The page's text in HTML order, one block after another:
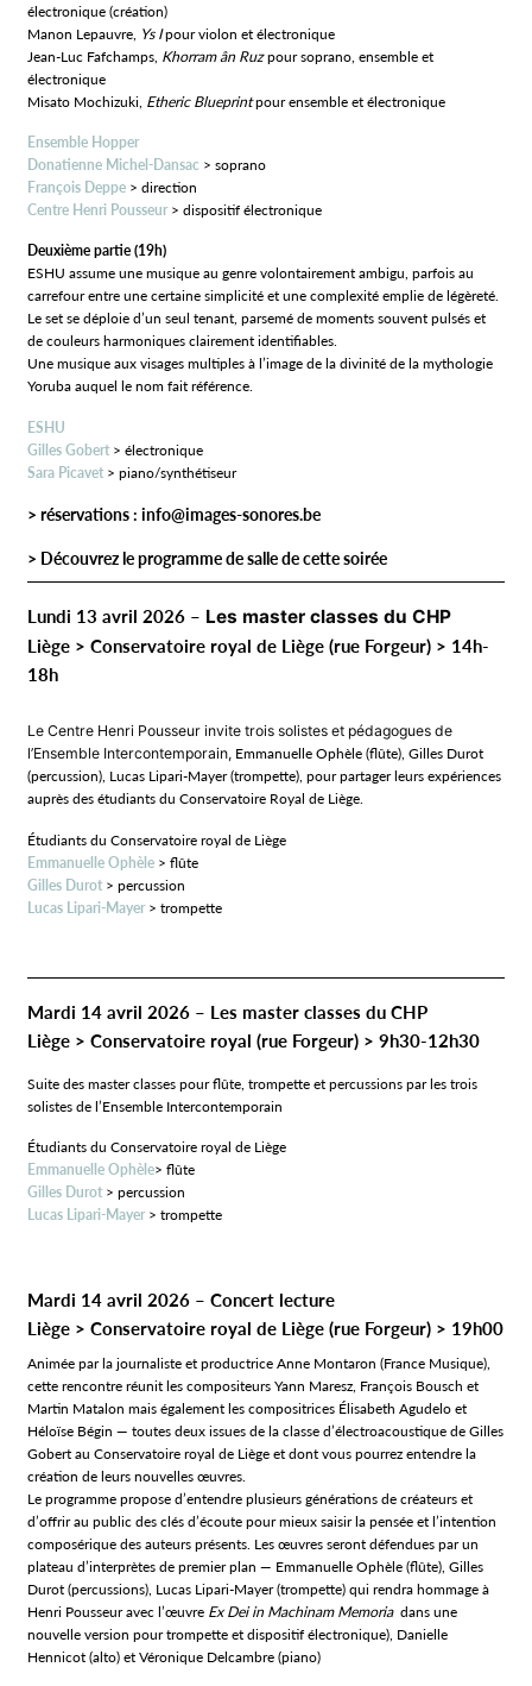
électronique (création)
Manon Lepauvre, Ys Ipour violon et électronique
Jean-Luc Fafchamps, Khorram ân Ruzpour soprano, ensemble et
électronique
Misato Mochizuki, Etheric Blueprintpour ensemble et électronique
Ensemble Hopper
Donatienne Michel-Dansac > soprano
François Deppe > direction
Centre Henri Pousseur > dispositif électronique
Deuxième partie (19h)
ESHU assume une musique au genre volontairement ambigu, parfois au
carrefour entre une certaine simplicité et une complexité emplie de légèreté.
Le set se déploie d’un seul tenant, parsemé de moments souvent pulsés et
de couleurs harmoniques clairement identifiables.
Une musique aux visages multiples à l’image de la divinité de la mythologie
Yoruba auquel le nom fait référence.
ESHU
Gilles Gobert > électronique
Sara Picavet > piano/synthétiseur
> réservations :info@images-sonores.be
> Découvrez le programme de salle de cette soirée
Lundi 13 avril 2026 – Les master classes du CHP
Liège > Conservatoire royal de Liège (rue Forgeur) > 14h-
18h
Le Centre Henri Pousseur invite trois solistes et pédagogues de
l’Ensemble Intercontemporain, Emmanuelle Ophèle (flûte), Gilles Durot
(percussion), Lucas Lipari-Mayer (trompette), pour partager leurs expériences
auprès des étudiants du Conservatoire Royal de Liège.
Étudiants du Conservatoire royal de Liège
Emmanuelle Ophèle > flûte
Gilles Durot > percussion
Lucas Lipari-Mayer > trompette
Mardi 14 avril 2026 – Les master classes du CHP
Liège > Conservatoire royal (rue Forgeur) > 9h30-12h30
Suite des master classes pour flûte, trompette et percussions par les trois
solistes de l’Ensemble Intercontemporain
Étudiants du Conservatoire royal de Liège
Emmanuelle Ophèle> flûte
Gilles Durot > percussion
Lucas Lipari-Mayer > trompette
Mardi 14 avril 2026 – Concert lecture
Liège > Conservatoire royal de Liège (rue Forgeur) > 19h00
Animée par la journaliste et productrice Anne Montaron (France Musique),
cette rencontre réunit les compositeurs Yann Maresz, François Bousch et
Martin Matalon mais également les compositrices Élisabeth Agudelo et
Héloïse Bégin — toutes deux issues de la classe d’électroacoustique de Gilles
Gobert au Conservatoire royal de Liège et dont vous pourrez entendre la
création de leurs nouvelles œuvres.
Le programme propose d’entendre plusieurs générations de créateurs et
d’offrir au public des clés d’écoute pour mieux saisir la pensée et l’intention
composérique des auteurs présents. Les œuvres seront défendues par un
plateau d’interprètes de premier plan — Emmanuelle Ophèle (flûte), Gilles
Durot (percussions), Lucas Lipari‑Mayer (trompette) qui rendra hommage à
Henri Pousseur avec l’œuvre Ex Dei in Machinam Memoriadans une
nouvelle version pour trompette et dispositif électronique), Danielle
Hennicot (alto) et Véronique Delcambre (piano)